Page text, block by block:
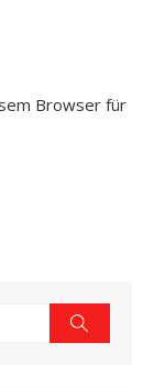
Browser für